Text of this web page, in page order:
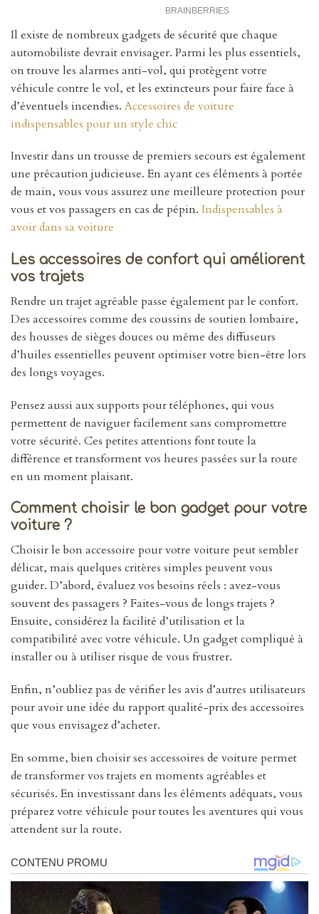
Il existe de nombreux gadgets de sécurité que chaque
automobiliste devrait envisager. Parmi les plus essentiels,
on trouve les alarmes anti-vol, qui protègent votre
véhicule contre le vol, et les extincteurs pour faire face à
d’éventuels incendies. Accessoires de voiture
indispensables pour un style chic
Investir dans un trousse de premiers secours est également
une précaution judicieuse. En ayant ces éléments à portée
de main, vous vous assurez une meilleure protection pour
vous et vos passagers en cas de pépin. Indispensables à
avoir dans sa voiture
Les accessoires de confort qui améliorent
vos trajets
Rendre un trajet agréable passe également par le confort.
Des accessoires comme des coussins de soutien lombaire,
des housses de sièges douces ou même des diffuseurs
d’huiles essentielles peuvent optimiser votre bien-être lors
des longs voyages.
Pensez aussi aux supports pour téléphones, qui vous
permettent de naviguer facilement sans compromettre
votre sécurité. Ces petites attentions font toute la
différence et transforment vos heures passées sur la route
en un moment plaisant.
Comment choisir le bon gadget pour votre
voiture ?
Choisir le bon accessoire pour votre voiture peut sembler
délicat, mais quelques critères simples peuvent vous
guider. D’abord, évaluez vos besoins réels : avez-vous
souvent des passagers ? Faites-vous de longs trajets ?
Ensuite, considérez la facilité d’utilisation et la
compatibilité avec votre véhicule. Un gadget compliqué à
installer ou à utiliser risque de vous frustrer.
Enfin, n’oubliez pas de vérifier les avis d’autres utilisateurs
pour avoir une idée du rapport qualité-prix des accessoires
que vous envisagez d’acheter.
En somme, bien choisir ses accessoires de voiture permet
de transformer vos trajets en moments agréables et
sécurisés. En investissant dans les éléments adéquats, vous
préparez votre véhicule pour toutes les aventures qui vous
attendent sur la route.